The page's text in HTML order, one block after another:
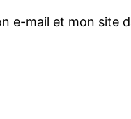
e-mail et mon site